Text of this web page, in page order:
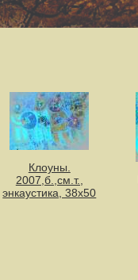
Клоуны.
2007,б.,см.т.,
энкаустика, 38х50